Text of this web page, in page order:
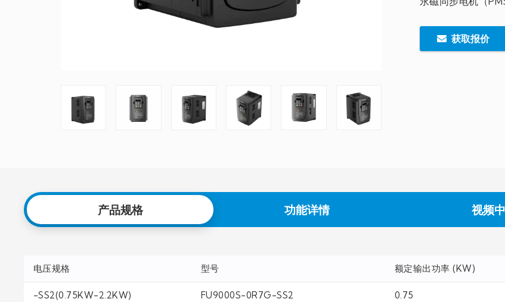
获取报价
产品规格 功能详情 视频
电压规格 型号 额定输出功率 (KW)
-SS2(0.75KW-2.2KW) FU9000S-0R7G-SS2 0.75